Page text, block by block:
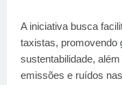
A iniciativa busca
taxistas, promovendo
sustentabilidade,
emissões e ruídos